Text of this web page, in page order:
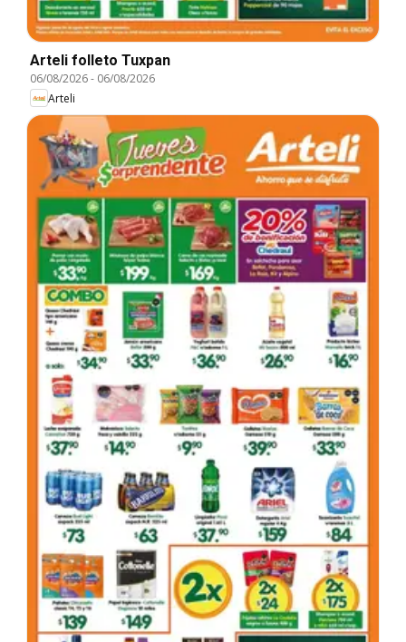
Arteli folleto Tuxpan
06/08/2026- 06/08/2026
Arteli